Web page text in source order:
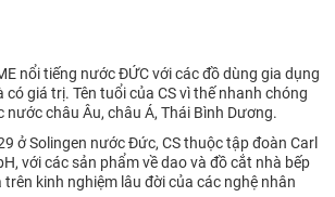
nổi tiếng nước ĐỨC với các đồ dùng gia dụng
có giá trị. Tên tuổi của CS vì thế nhanh chóng
nước châu Âu, châu Á, Thái Bình Dương.
ở Solingen nước Đức, CS thuộc tập đoàn Carl
với các sản phẩm về dao và đồ cắt nhà bếp
kinh nghiệm lâu đời của các nghệ nhân